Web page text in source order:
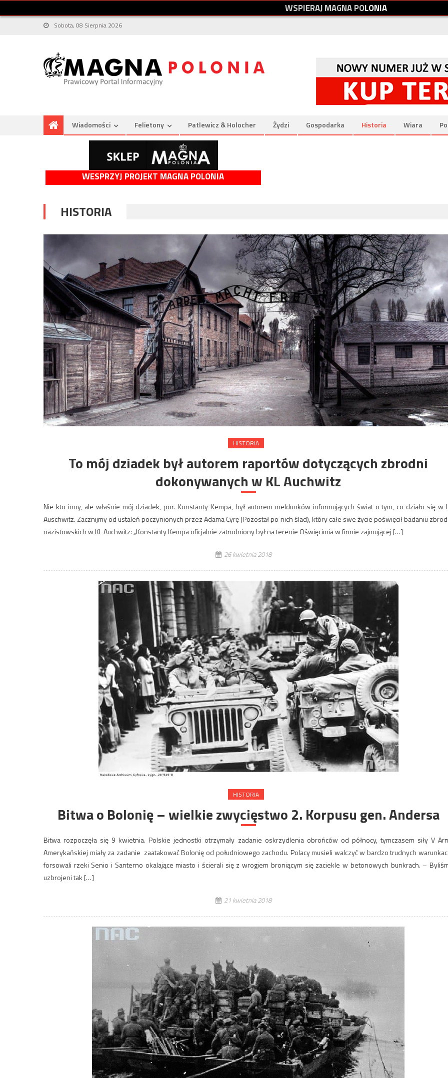
WSPIERAJMAGNAPOLONIA
Sobota, 08 Sierpnia 2026
Wiadomości Felietony Patlewicz & Holocher Żydzi Gospodarka Historia Wiara
WESPRZYJ PROJEKT MAGNA POLONIA
HISTORIA
HISTORIA
To mój dziadek był autorem raportów dotyczących zbrodni
dokonywanych w KL Auchwitz
Nie kto inny, ale właśnie mój dziadek, por. Konstanty Kempa, był autorem meldunków informujących świat o tym, co działo się w
Auschwitz. Zacznijmy od ustaleń poczynionych przez Adama Cyrę (Pozostał po nich ślad), który całe swe życie poświęcił badaniu
nazistowskich w KL Auchwitz: „Konstanty Kempa oficjalnie zatrudniony był na terenie Oświęcimia w firmie zajmującej […]
26 kwietnia 2018
HISTORIA
Bitwa o Bolonię – wielkie zwycięstwo 2. Korpusu gen. Andersa
Bitwa rozpoczęła się 9 kwietnia. Polskie jednostki otrzymały zadanie oskrzydlenia obrońców od północy, tymczasem siły V
Amerykańskiej miały za zadanie zaatakować Bolonię od południowego zachodu. Polacy musieli walczyć w bardzo trudnych
forsowali rzeki Senio i Santerno okalające miasto i ścierali się z wrogiem broniącym się zaciekle w betonowych bunkrach. –
uzbrojeni tak […]
21 kwietnia 2018